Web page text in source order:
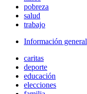
pobreza
salud
trabajo
Información general
caritas
deporte
educación
elecciones